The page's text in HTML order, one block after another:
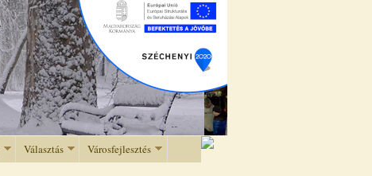
Választás Városfejlesztés